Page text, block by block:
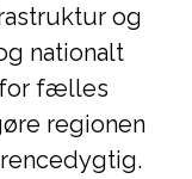
og
nationalt
for fælles
regionen